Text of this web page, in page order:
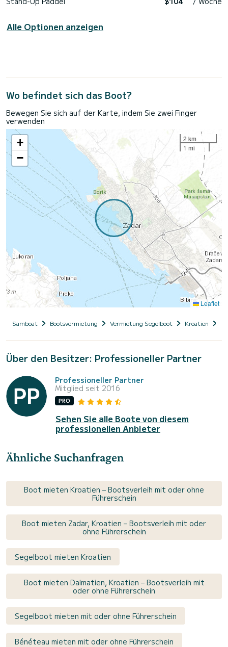
Alle Optionen anzeigen
Wo befindet sich das Boot?
Bewegen Sie sich auf der Karte, indem Sie zwei Finger
verwenden
+
−
2 km
1 mi
Leaflet
Samboat Bootsvermietung Vermietung Segelboot Kroatien
Über den Besitzer: Professioneller Partner
Professioneller Partner
Mitglied seit 2016
PRO
Sehen Sie alle Boote von diesem
professionellen Anbieter
Ähnliche Suchanfragen
Boot mieten Kroatien – Bootsverleih mit oder ohne
Führerschein
Boot mieten Zadar, Kroatien – Bootsverleih mit oder
ohne Führerschein
Segelboot mieten Kroatien
Boot mieten Dalmatien, Kroatien – Bootsverleih mit
oder ohne Führerschein
Segelboot mieten mit oder ohne Führerschein
Bénéteau mieten mit oder ohne Führerschein